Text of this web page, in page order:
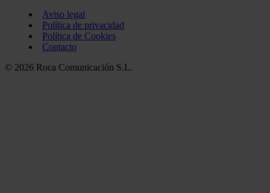
Aviso legal
Política de privacidad
Política de Cookies
Contacto
© 2026 Roca Comunicación S.L.